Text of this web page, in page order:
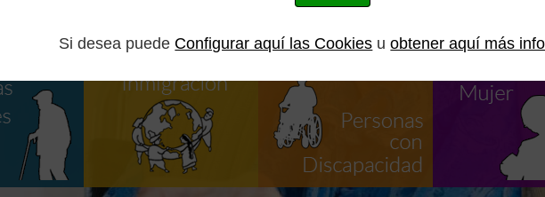
Si desea puede Configurar aquí las Cookies uobtener aquí más